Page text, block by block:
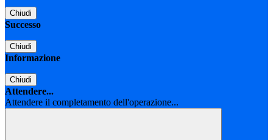
Chiudi
Successo
Chiudi
Informazione
Chiudi
Attendere...
Attendere il completamento dell'operazione...